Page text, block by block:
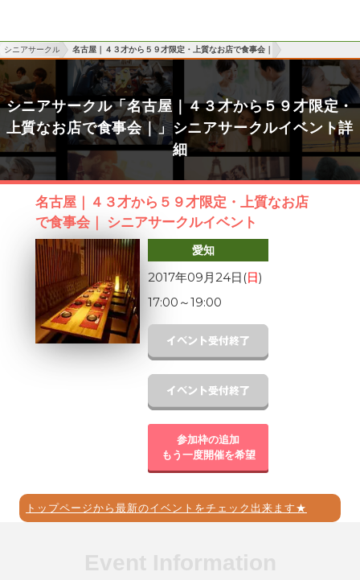
シニアサークル 名古屋｜４３才から５９才限定・上質なお店で食事会｜
シニアサークル「名古屋｜４３才から５９才限定・
上質なお店で食事会｜」シニアサークルイベント詳
細
名古屋｜４３才から５９才限定・上質なお店
で食事会｜ シニアサークルイベント
愛知
2017年09月24日(日)
17:00 ～19:00
参加枠の追加
もう一度開催を希望
トップページから最新のイベントをチェック出来ます★